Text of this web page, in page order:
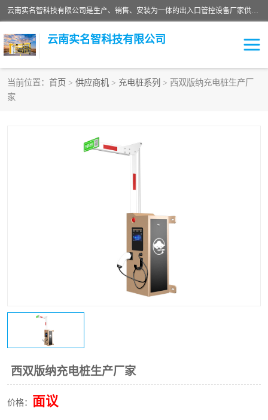
云南实名智科技有限公司是生产、销售、安装为一体的出入口管控设备厂家供应商。主营:电动伸缩门、道闸、广告道闸、重型空降闸、车牌识别、门禁通道、升降柱、岗亭、旗杆等智能设备。主营产品: 电动伸缩门,道闸门禁,车牌识别 生产、销售、安装为一体的出入口管控设备厂家源头供应商。
云南实名智科技有限公司
当前位置： 首页 > 供应商机 > 充电桩系列 > 西双版纳充电桩生产厂
家
西双版纳充电桩生产厂家
价格： 面议